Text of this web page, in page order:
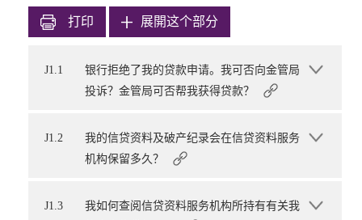
打印 展開这个部分
J1.1
银行拒绝了我的贷款申请。我可否向金管局
投诉？金管局可否帮我获得贷款？
J1.2
我的信贷资料及破产纪录会在信贷资料服务
机构保留多久？
J1.3
我如何查阅信贷资料服务机构所持有有关我